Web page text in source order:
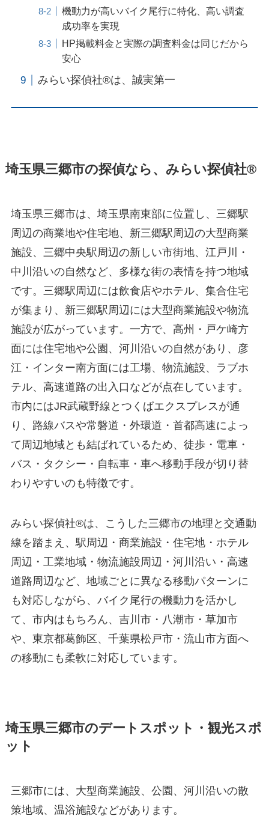
機動力が高いバイク尾行に特化、高い調査
成功率を実現
HP掲載料金と実際の調査料金は同じだから
安心
みらい探偵社®︎は、誠実第一
埼玉県三郷市の探偵なら、みらい探偵社®︎
埼玉県三郷市は、埼玉県南東部に位置し、三郷駅
周辺の商業地や住宅地、新三郷駅周辺の大型商業
施設、三郷中央駅周辺の新しい市街地、江戸川・
中川沿いの自然など、多様な街の表情を持つ地域
です。三郷駅周辺には飲食店やホテル、集合住宅
が集まり、新三郷駅周辺には大型商業施設や物流
施設が広がっています。一方で、高州・戸ケ崎方
面には住宅地や公園、河川沿いの自然があり、彦
江・インター南方面には工場、物流施設、ラブホ
テル、高速道路の出入口などが点在しています。
市内にはJR武蔵野線とつくばエクスプレスが通
り、路線バスや常磐道・外環道・首都高速によっ
て周辺地域とも結ばれているため、徒歩・電車・
バス・タクシー・自転車・車へ移動手段が切り替
わりやすいのも特徴です。
みらい探偵社®︎は、こうした三郷市の地理と交通動
線を踏まえ、駅周辺・商業施設・住宅地・ホテル
周辺・工業地域・物流施設周辺・河川沿い・高速
道路周辺など、地域ごとに異なる移動パターンに
も対応しながら、バイク尾行の機動力を活かし
て、市内はもちろん、吉川市・八潮市・草加市
や、東京都葛飾区、千葉県松戸市・流山市方面へ
の移動にも柔軟に対応しています。
埼玉県三郷市のデートスポット・観光スポ
ット
三郷市には、大型商業施設、公園、河川沿いの散
策地域、温浴施設などがあります。